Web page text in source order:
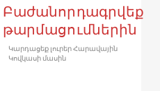
Բաժանորդագրվեք
թարմացումներին
Կարդացեք լուրեր Հարավային
Կովկասի մասին